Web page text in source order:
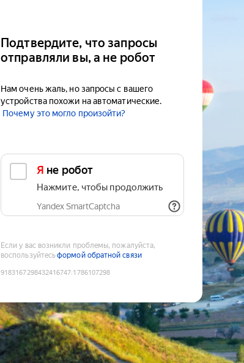
Подтвердите, что запросы
отправляли вы, а не робот
Нам очень жаль, но запросы с вашего
устройства похожи на автоматические.
Почему это могло произойти?
Я не робот
Нажмите, чтобы продолжить
Yandex SmartCaptcha
Если у вас возникли проблемы, пожалуйста,
воспользуйтесьформой обратной связи
9183167298432416747:1786107298